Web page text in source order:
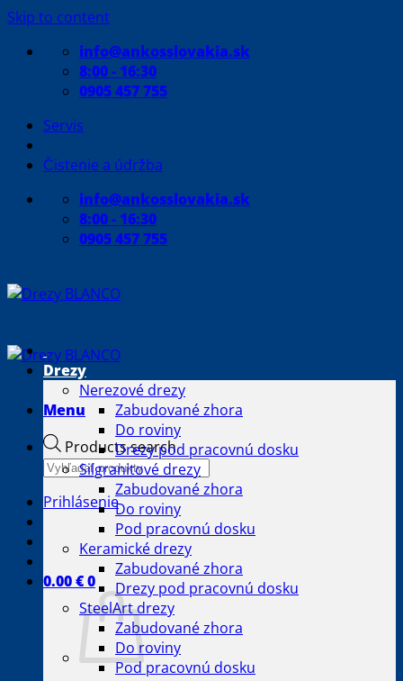
Skip to content
info@ankosslovakia.sk
8:00 - 16:30
0905 457 755
Servis
Čistenie a údržba
info@ankosslovakia.sk
8:00 - 16:30
0905 457 755
Menu
Products search
Prihlásenie
0.00€0
Drezy
Nerezové drezy
Zabudované zhora
Do roviny
Drezy pod pracovnú dosku
Silgranitové drezy
Zabudované zhora
Do roviny
Pod pracovnú dosku
Keramické drezy
Zabudované zhora
Drezy pod pracovnú dosku
SteelArt drezy
Zabudované zhora
Do roviny
Pod pracovnú dosku